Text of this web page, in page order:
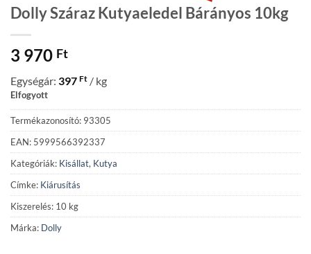
Dolly Száraz Kutyaeledel Bárányos 10kg
3 970 Ft
Egységár: 397 Ft / kg
Elfogyott
Termékazonosító: 93305
EAN: 5999566392337
Kategóriák: Kisállat, Kutya
Címke: Kiárusítás
Kiszerelés: 10 kg
Márka: Dolly